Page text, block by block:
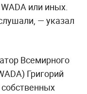
или иных.
— указал
Всемирного
Григорий